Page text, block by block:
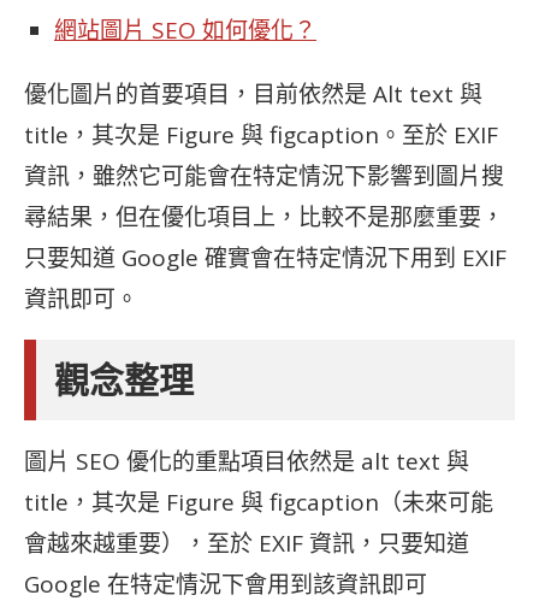
網站圖片 SEO 如何優化？
優化圖片的首要項目，目前依然是 Alt text 與
title，其次是 Figure 與 figcaption。至於 EXIF
資訊，雖然它可能會在特定情況下影響到圖片搜
尋結果，但在優化項目上，比較不是那麼重要，
只要知道 Google 確實會在特定情況下用到 EXIF
資訊即可。
觀念整理
圖片 SEO 優化的重點項目依然是 alt text 與
title，其次是 Figure 與 figcaption（未來可能
會越來越重要），至於 EXIF 資訊，只要知道
Google 在特定情況下會用到該資訊即可